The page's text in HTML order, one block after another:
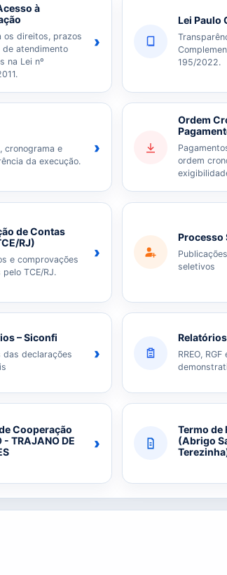
à
os direitos, prazos
de atendimento
na Lei nº
›
Lei Paulo
195/2022.
cronograma e
da execução.
›
Ordem
ordem
de Contas
RJ)
e comprovações
TCE/RJ.
›
Processo
seletivos
– Siconfi
das declarações
›
RREO,
Cooperação
- TRAJANO DE
›
Termo de
(Abrigo